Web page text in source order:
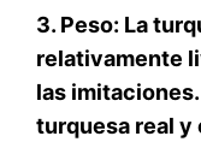
3. Peso: La
relativamente
las
turquesa real y